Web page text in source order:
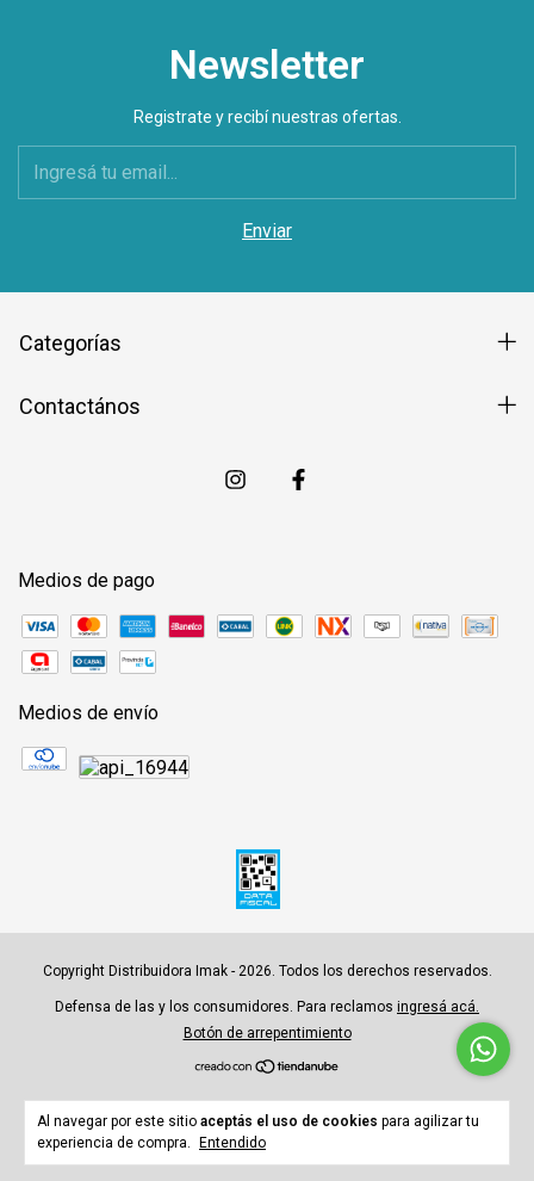
Al navegar por este sitio aceptás el uso de cookies para agilizar tu
experiencia de compra.
Entendido
Newsletter
Registrate y recibí nuestras ofertas.
Categorías
Contactános
Medios de pago
Medios de envío
Copyright Distribuidora Imak - 2026. Todos los derechos reservados.
Defensa de las y los consumidores. Para reclamos ingresá acá.
Botón de arrepentimiento